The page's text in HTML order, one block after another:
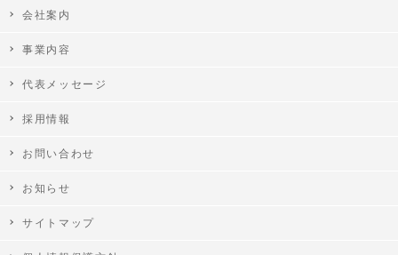
会社案内
事業内容
代表メッセージ
採用情報
お問い合わせ
お知らせ
サイトマップ